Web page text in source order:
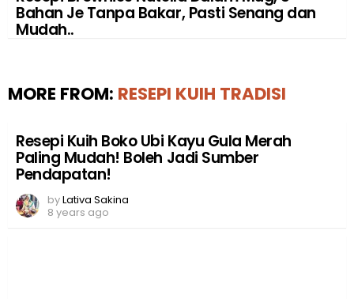
Bahan Je Tanpa Bakar, Pasti Senang dan
Mudah..
MORE FROM: RESEPI KUIH TRADISI
Resepi Kuih Boko Ubi Kayu Gula Merah
Paling Mudah! Boleh Jadi Sumber
Pendapatan!
byLativa Sakina
8 years ago